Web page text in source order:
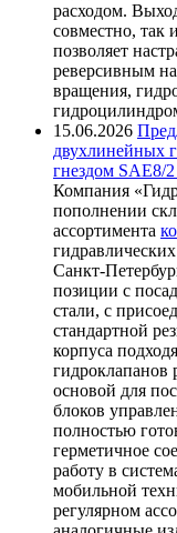
расходом.
совместно, так
позволяет
реверсивным
вращения,
15.06.2026
двухлинейных
гнездом SAE8/
Компания
пополнении
ассортимента
Санкт-
позиции с
стали, с
стандартной
корпуса
гидроклапанов
основой для
блоков
полностью
герметичное
работу в
мобильной
регулярном